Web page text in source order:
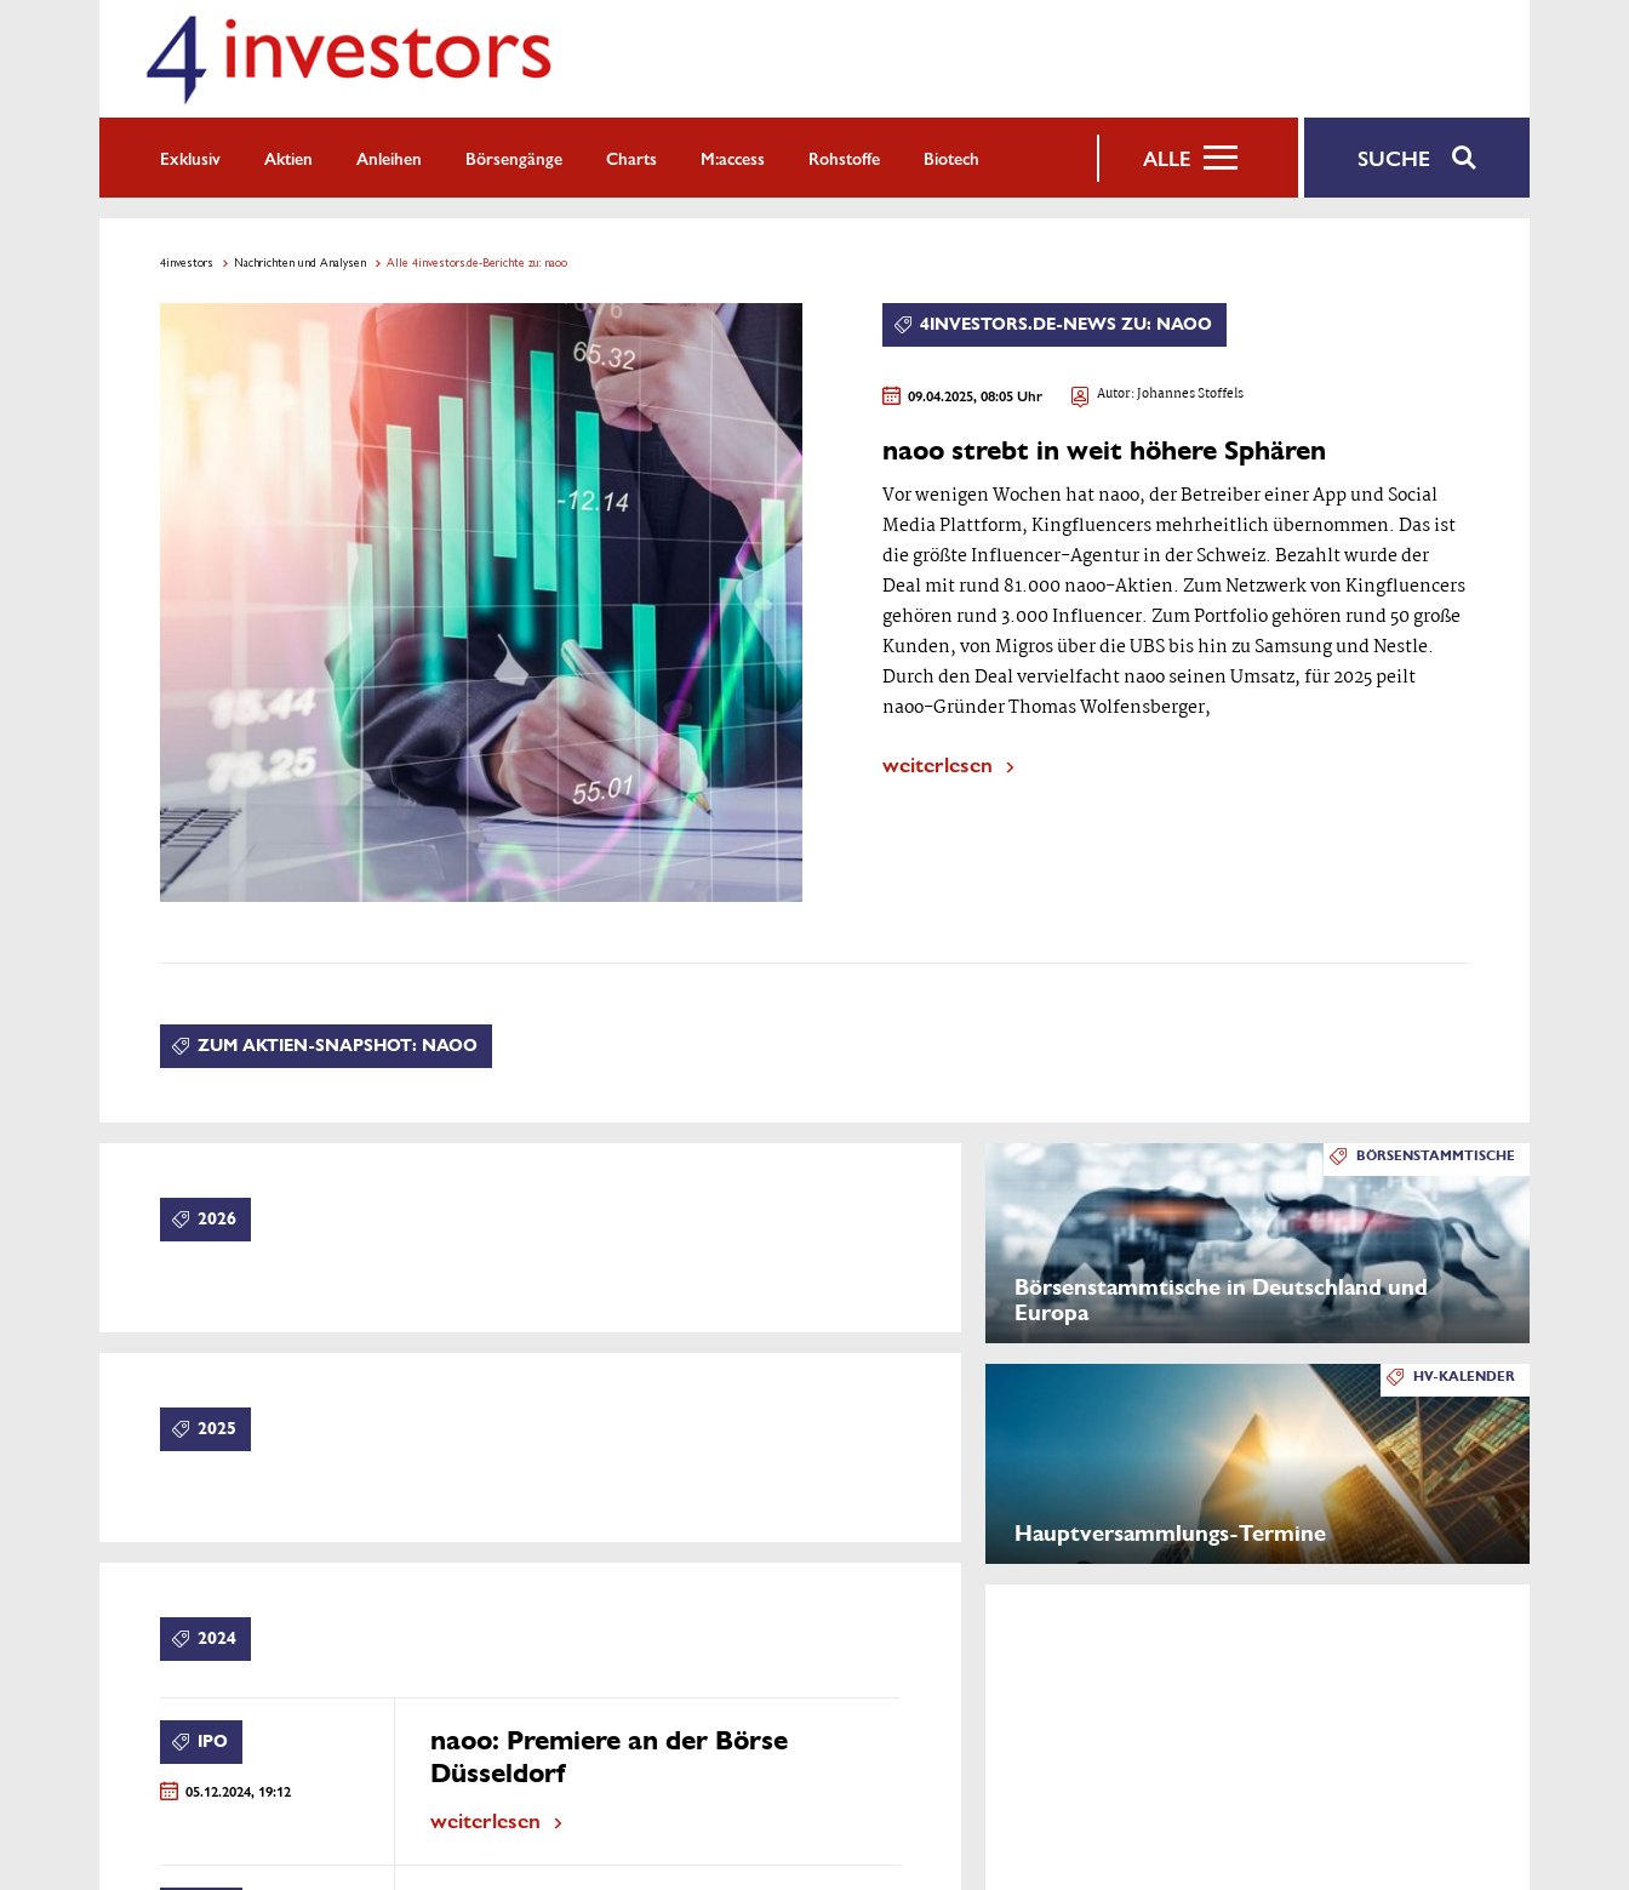
SUCHE
ALLE
Exklusiv Aktien Anleihen Börsengänge Charts M:access Rohstoffe Biotech
4investors Nachrichten und Analysen Alle 4investors.de-Berichte zu: naoo
4INVESTORS.DE-NEWS ZU: NAOO
09.04.2025, 08:05 Uhr Autor:Johannes Stoffels
naoo strebt in weit höhere Sphären
Vor wenigen Wochen hat naoo, der Betreiber einer App und Social
Media Plattform, Kingfluencers mehrheitlich übernommen. Das ist
die größte Influencer-Agentur in der Schweiz. Bezahlt wurde der
Deal mit rund 81.000 naoo-Aktien. Zum Netzwerk von Kingfluencers
gehören rund 3.000 Influencer. Zum Portfolio gehören rund 50 große
Kunden, von Migros über die UBS bis hin zu Samsung und Nestle.
Durch den Deal vervielfacht naoo seinen Umsatz, für 2025 peilt
naoo-Gründer Thomas Wolfensberger,
weiterlesen
ZUM AKTIEN-SNAPSHOT: NAOO
2026
2025
2024
IPO
05.12.2024, 19:12
naoo: Premiere an der Börse
Düsseldorf
weiterlesen
BÖRSENSTAMMTISCHE
Börsenstammtische in Deutschland und
Europa
HV-KALENDER
Hauptversammlungs-Termine